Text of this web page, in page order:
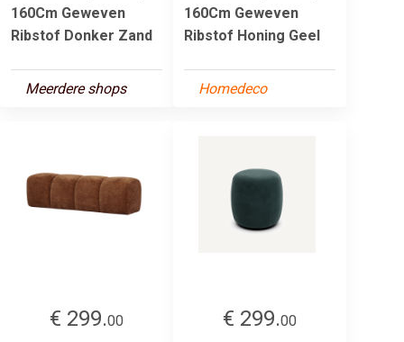
160Cm Geweven
Ribstof Donker Zand
Meerdere shops
160Cm Geweven
Ribstof Honing Geel
Homedeco
€ 299.00
€ 299.00